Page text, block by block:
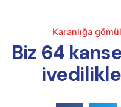
Karanlığa
Biz 64
ivedilikle